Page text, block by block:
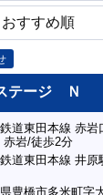
テージ Ｎ
道東田本線 赤
赤岩/徒歩2分
道東田本線 井原
豊橋市多米町字